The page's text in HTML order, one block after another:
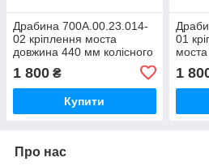
Драбина 700А.00.23.014-
02 кріплення моста
довжина 440 мм колісного
трактора Кировець К-700,
К-700А,К-701
1 800 ₴
Купити
01
К 701
1
Про нас